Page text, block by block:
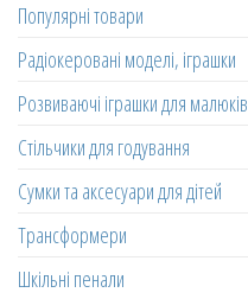
Популярні товари
Радіокеровані моделі, іграшки
Розвиваючі іграшки для малюків
Стільчики для годування
Сумки та аксесуари для дітей
Трансформери
Шкільні пенали